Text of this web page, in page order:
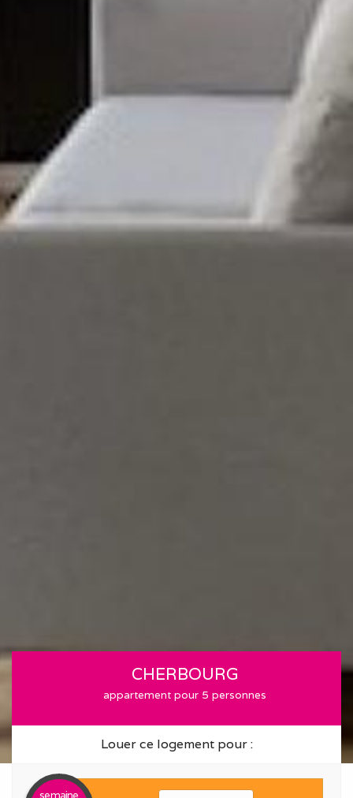
CHERBOURG
appartement pour 5 personnes
Louer ce logement pour :
semaine